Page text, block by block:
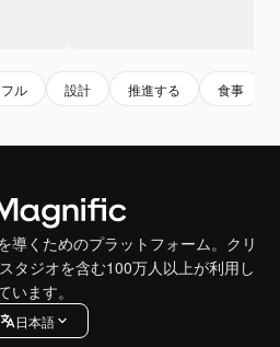
ル 設計 推進する 食事
導くためのプラットフォーム。クリ
タジオを含む100万人以上が利用し
います。
日本語